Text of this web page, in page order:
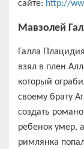
сайте: http://
Мавзолей
Галла
взял в плен
который
своему брату
создать
ребенок умер,
римлянка